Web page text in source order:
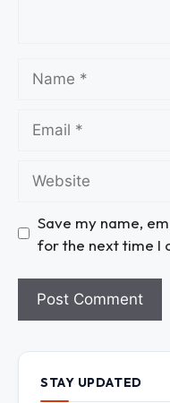
Save my name,
for the next time I
STAY UPDATED